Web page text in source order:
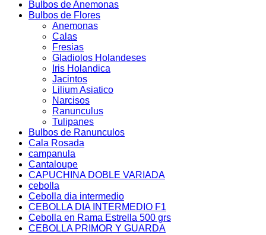
Bulbos de Anemonas
Bulbos de Flores
Anemonas
Calas
Fresias
Gladiolos Holandeses
Iris Holandica
Jacintos
Lilium Asiatico
Narcisos
Ranunculus
Tulipanes
Bulbos de Ranunculos
Cala Rosada
campanula
Cantaloupe
CAPUCHINA DOBLE VARIADA
cebolla
Cebolla dia intermedio
CEBOLLA DIA INTERMEDIO F1
Cebolla en Rama Estrella 500 grs
CEBOLLA PRIMOR Y GUARDA